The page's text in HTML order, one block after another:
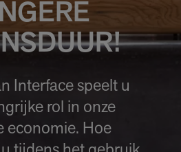
Interface speelt u
rol in onze
economie. Hoe